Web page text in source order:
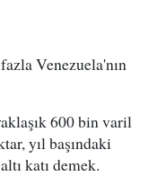
Venezuela'nın
600 bin varil
yıl başındaki
katı demek.